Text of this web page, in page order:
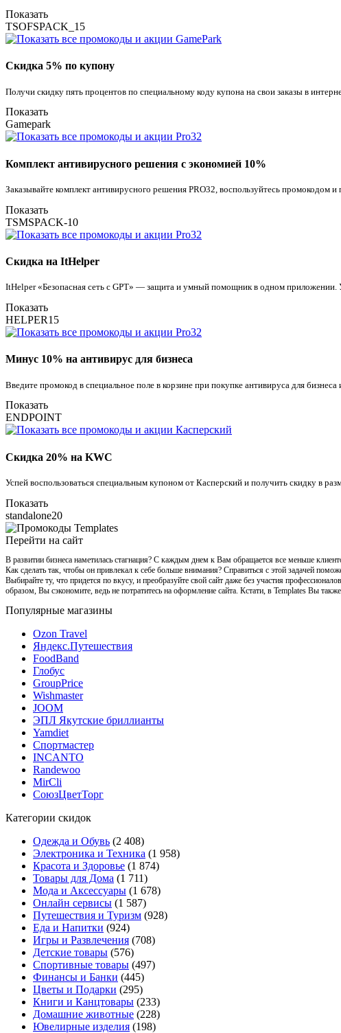
Показать
TSOFSPACK_15
Скидка 5% по купону
Получи скидку пять процентов по специальному коду купона на свои заказы в
Показать
Gamepark
Комплект антивирусного решения с экономией 10%
Заказывайте комплект антивирусного решения PRO32, воспользуйтесь промокодом
Показать
TSMSPACK-10
Скидка на ItHelper
ItHelper «Безопасная сеть с GPT» — защита и умный помощник в одном приложении.
Показать
HELPER15
Минус 10% на антивирус для бизнеса
Введите промокод в специальное поле в корзине при покупке антивируса для
Показать
ENDPOINT
Скидка 20% на KWC
Успей воспользоваться специальным купоном от Касперский и получить скидку в
Показать
standalone20
Перейти на сайт
В развитии бизнеса наметилась стагнация? С каждым днем к Вам обращается все меньше
Как сделать так, чтобы он привлекал к себе больше внимания? Справиться с этой задачей
Выбирайте ту, что придется по вкусу, и преобразуйте свой сайт даже без участия
образом, Вы сэкономите, ведь не потратитесь на оформление сайта. Кстати, в Templates Вы
Популярные магазины
Ozon Travel
Яндекс.Путешествия
FoodBand
Глобус
GroupPrice
Wishmaster
JOOM
ЭПЛ Якутские бриллианты
Yamdiet
Спортмастер
INCANTO
Randewoo
MirCli
СоюзЦветТорг
Категории скидок
Одежда и Обувь (2 408)
Электроника и Техника (1 958)
Красота и Здоровье (1 874)
Товары для Дома (1 711)
Мода и Аксессуары (1 678)
Онлайн сервисы (1 587)
Путешествия и Туризм (928)
Еда и Напитки (924)
Игры и Развлечения (708)
Детские товары (576)
Спортивные товары (497)
Финансы и Банки (445)
Цветы и Подарки (295)
Книги и Канцтовары (233)
Домашние животные (228)
Ювелирные изделия (198)